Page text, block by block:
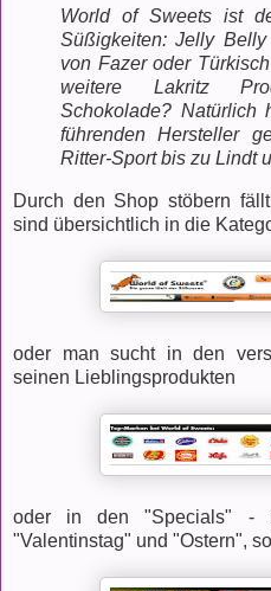
World of Sweets ist
Süßigkeiten: Jelly
von Fazer oder
weitere Lakritz
Schokolade? Natürlich
führenden Hersteller
Ritter-Sport bis zu Lindt
Durch den Shop stöbern
sind übersichtlich in die
oder man sucht in den
seinen Lieblingsprodukten
oder in den "Specials" -
"Valentinstag" und "Ostern",